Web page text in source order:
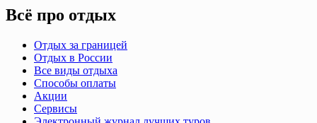
Всё про отдых
Отдых за границей
Отдых в России
Все виды отдыха
Способы оплаты
Акции
Сервисы